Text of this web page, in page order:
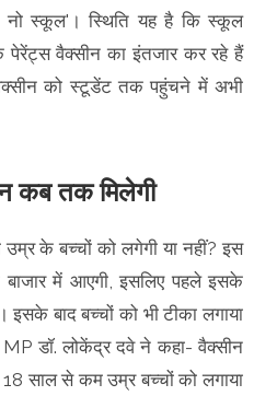
नो स्कूल'। स्थिति यह है कि स्कूल
वैक्सीन का इंतजार कर रहे हैं
को स्टूडेंट तक पहुंचने में अभी
कब तक मिलेगी
के बच्चों को लगेगी या नहीं? इस
बाजार में आएगी, इसलिए पहले इसके
इसके बाद बच्चों को भी टीका लगाया
डॉ. लोकेंद्र दवे ने कहा- वैक्सीन
साल से कम उम्र बच्चों को लगाया